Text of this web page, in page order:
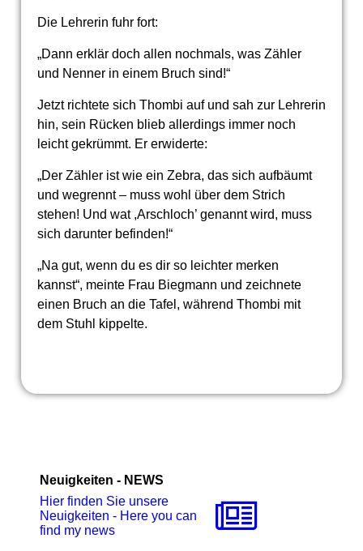
Die Lehrerin fuhr fort:
„Dann erklär doch allen nochmals, was Zähler
und Nenner in einem Bruch sind!“
Jetzt richtete sich Thombi auf und sah zur Lehrerin
hin, sein Rücken blieb allerdings immer noch
leicht gekrümmt. Er erwiderte:
„Der Zähler ist wie ein Zebra, das sich aufbäumt
und wegrennt – muss wohl über dem Strich
stehen! Und wat ,Arschloch’ genannt wird, muss
sich darunter befinden!“
„Na gut, wenn du es dir so leichter merken
kannst“, meinte Frau Biegmann und zeichnete
einen Bruch an die Tafel, während Thombi mit
dem Stuhl kippelte.
Neuigkeiten - NEWS
Hier finden Sie unsere
Neuigkeiten - Here you can
find my news